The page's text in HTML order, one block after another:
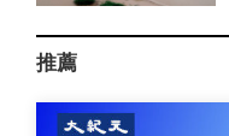
推薦